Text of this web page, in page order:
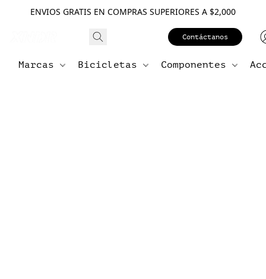
ENVIOS GRATIS EN COMPRAS SUPERIORES A $2,000
Contáctanos
Marcas Bicicletas Componentes